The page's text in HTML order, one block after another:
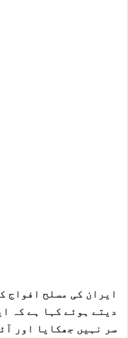
ایران کی مسلح افواج
دیتے ہوئے کہا ہے کہ
سر نہیں جھکایا اور